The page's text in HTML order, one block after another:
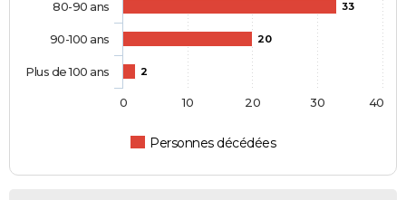
33
20
2
Personnes décédées
80-90 ans
90-100 ans
Plus de 100 ans
0 10 20 30 40